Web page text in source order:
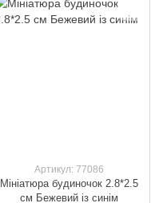
Артикул: 77086
Мініатюра будиночок 2.8*2.5
см Бежевий із синім